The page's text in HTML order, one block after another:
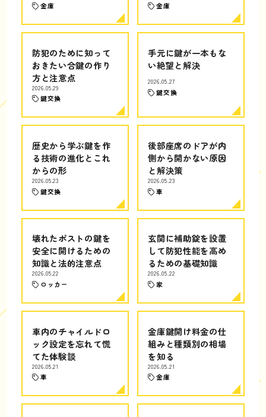
金庫 金庫
防犯のために知って
おきたい合鍵の作り
方と注意点
2026.05.29
鍵交換
手元に鍵が一本もな
い絶望と解決
2026.05.27
鍵交換
歴史から学ぶ鍵を作
る技術の進化とこれ
からの形
2026.05.23
鍵交換
後部座席のドアが内
側から開かない原因
と解決策
2026.05.23
車
壊れたポストの鍵を
安全に開けるための
知識と法的注意点
2026.05.22
ロッカー
玄関に補助錠を設置
して防犯性能を高め
るための基礎知識
2026.05.22
家
車内のチャイルドロ
ック設定を忘れて慌
てた体験談
2026.05.21
車
金庫鍵開け料金の仕
組みと種類別の相場
を知る
2026.05.21
金庫